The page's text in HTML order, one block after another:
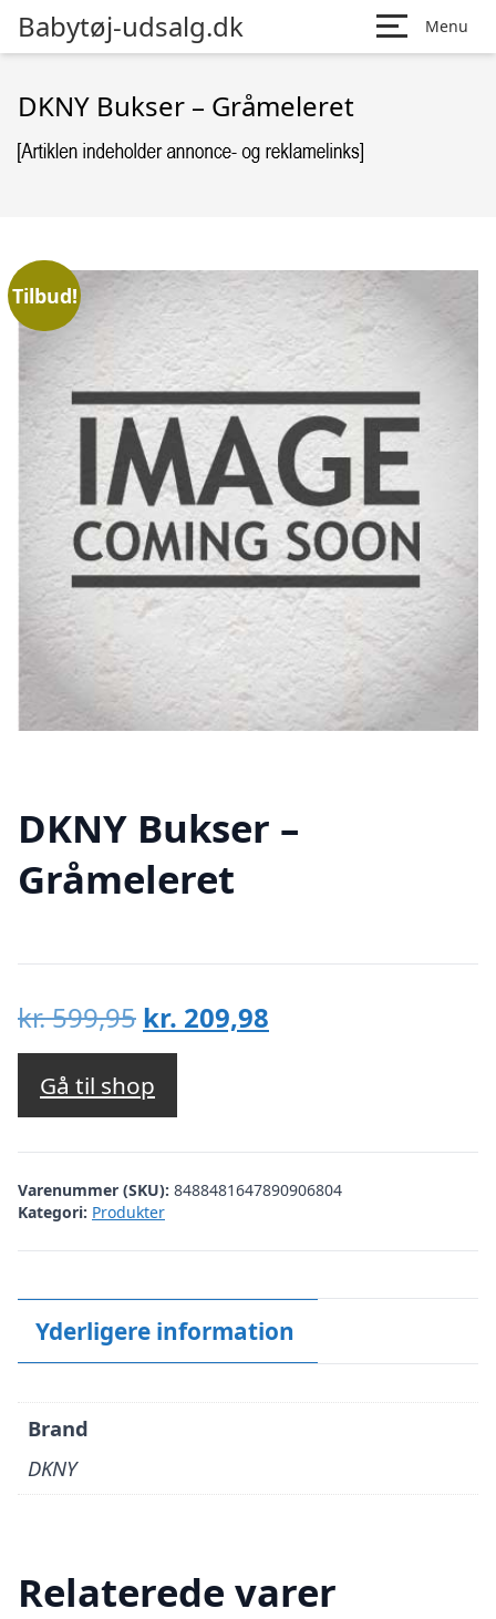
Babytøj-udsalg.dk Menu
DKNY Bukser – Gråmeleret
Tilbud!
DKNY Bukser –
Gråmeleret
kr.599,95 Den
oprindelige
pris
var:
kr. 599,95.
kr. 209,98
kr. 209,98.
Gå til shop
Varenummer (SKU): 8488481647890906804
Kategori: Produkter
Yderligere information
Brand
DKNY
Relaterede varer